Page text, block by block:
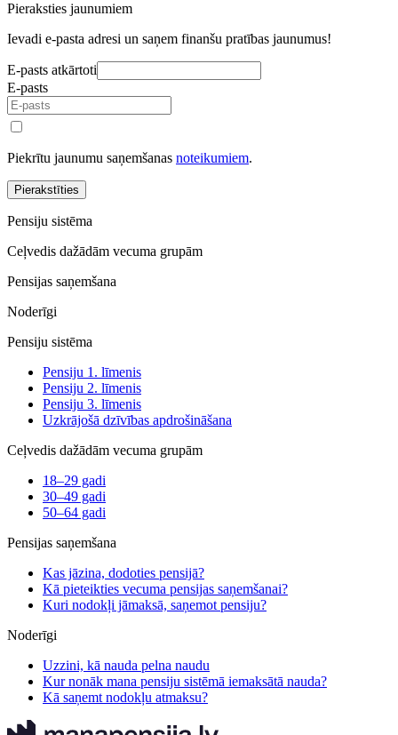
Pieraksties jaunumiem
Ievadi e-pasta adresi un saņem finanšu pratības jaunumus!
E-pasts atkārtoti
E-pasts
Piekrītu jaunumu saņemšanas noteikumiem.
Pierakstīties
Pensiju sistēma
Ceļvedis dažādām vecuma grupām
Pensijas saņemšana
Noderīgi
Pensiju sistēma
Pensiju 1. līmenis
Pensiju 2. līmenis
Pensiju 3. līmenis
Uzkrājošā dzīvības apdrošināšana
Ceļvedis dažādām vecuma grupām
18–29 gadi
30–49 gadi
50–64 gadi
Pensijas saņemšana
Kas jāzina, dodoties pensijā?
Kā pieteikties vecuma pensijas saņemšanai?
Kuri nodokļi jāmaksā, saņemot pensiju?
Noderīgi
Uzzini, kā nauda pelna naudu
Kur nonāk mana pensiju sistēmā iemaksātā nauda?
Kā saņemt nodokļu atmaksu?